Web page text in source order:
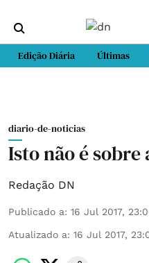
Edição Diária Últimas
diario-de-noticias
Isto não é sobre
Redação DN
Publicado a: 16 Jul 2017,
Atualizado a: 16 Jul 2017,